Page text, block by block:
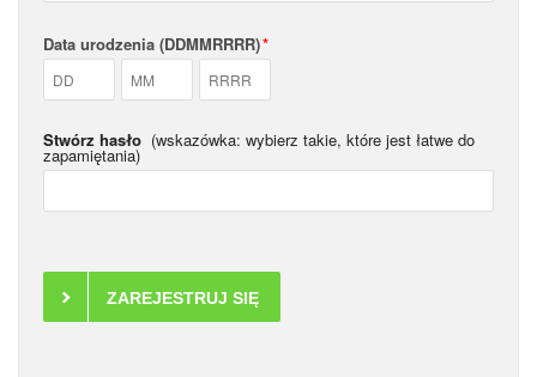
Data urodzenia (DDMMRRRR)
Stwórz hasło (wskazówka: wybierz takie, które jest łatwe do
zapamiętania)